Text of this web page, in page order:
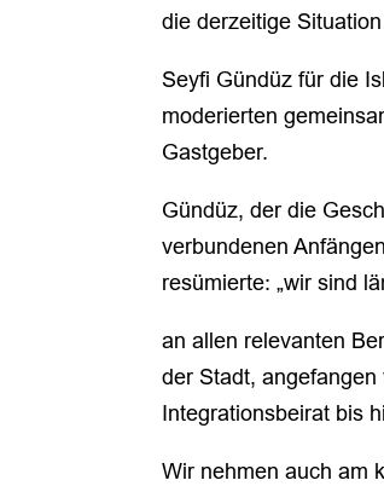
die derzeitige
Seyfi Gündüz für die
moderierten
Gastgeber.
Gündüz, der die
verbundenen
resümierte: „wir sind
an allen relevanten
der Stadt,
Integrationsbeirat bis
Wir nehmen auch am